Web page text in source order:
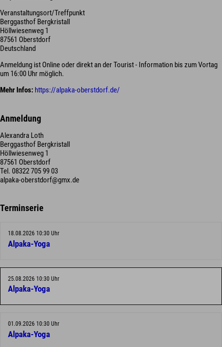
Veranstaltungsort/Treffpunkt
Berggasthof Bergkristall
Höllwiesenweg 1
87561 Oberstdorf
Deutschland
Anmeldung ist Online oder direkt an der Tourist - Information bis zum Vortag
um 16:00 Uhr möglich.
Mehr Infos: https://alpaka-oberstdorf.de/
Anmeldung
Alexandra Loth
Berggasthof Bergkristall
Höllwiesenweg 1
87561 Oberstdorf
Tel. 08322 705 99 03
alpaka-oberstdorf@gmx.de
Terminserie
18.08.2026 10:30 Uhr
Alpaka-Yoga
25.08.2026 10:30 Uhr
Alpaka-Yoga
01.09.2026 10:30 Uhr
Alpaka-Yoga